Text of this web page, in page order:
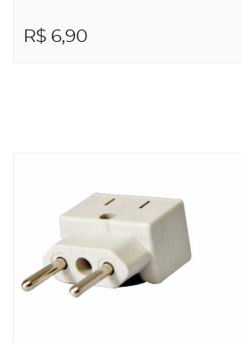
R$ 6,90